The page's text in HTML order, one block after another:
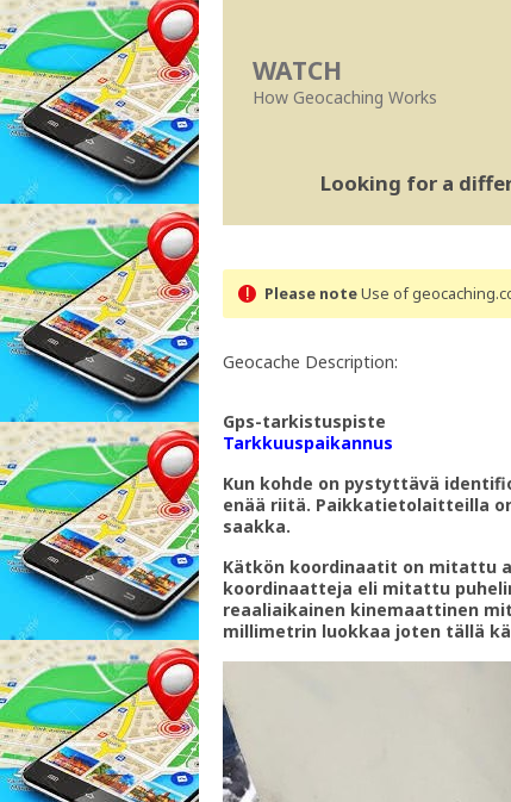
WATCH
How Geocaching Works
Looking for a
Please noteUse of
Geocache Description:
Gps-tarkistuspiste
Tarkkuuspaikannus
Kun kohde on pystyttävä
enää riitä. Paikkatietolaitteilla
saakka.
Kätkön koordinaatit on mitattu
koordinaatteja eli mitattu
reaaliaikainen kinemaattinen
millimetrin luokkaa joten tällä